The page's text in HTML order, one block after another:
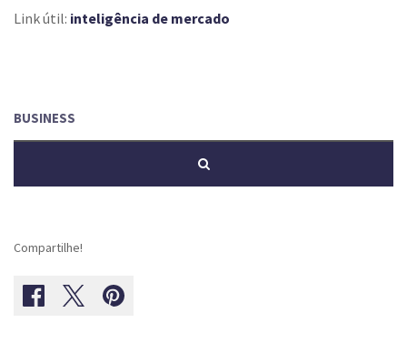
Link útil: inteligência de mercado
Compartilhe!